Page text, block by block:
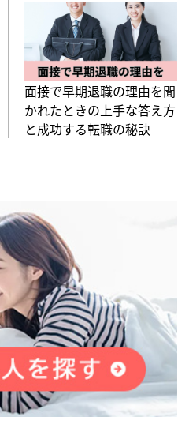
面接で早期退職の理由を聞
かれたときの上手な答え方
と成功する転職の秘訣